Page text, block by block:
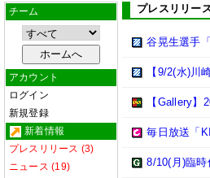
チーム
アカウント
ログイン
新規登録
新着情報
プレスリリース (3)
ニュース (19)
プレスリリー
谷晃生選手
【9/2(水)川
【Gallery
毎日放送「
8/10(月)臨